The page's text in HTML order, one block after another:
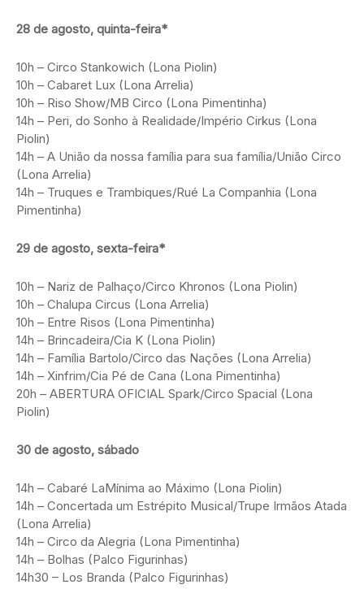
28 de agosto, quinta-feira*
10h – Circo Stankowich (Lona Piolin)
10h – Cabaret Lux (Lona Arrelia)
10h – Riso Show/MB Circo (Lona Pimentinha)
14h – Peri, do Sonho à Realidade/Império Cirkus (Lona
Piolin)
14h – A União da nossa família para sua família/União Circo
(Lona Arrelia)
14h – Truques e Trambiques/Rué La Companhia (Lona
Pimentinha)
29 de agosto, sexta-feira*
10h – Nariz de Palhaço/Circo Khronos (Lona Piolin)
10h – Chalupa Circus (Lona Arrelia)
10h – Entre Risos (Lona Pimentinha)
14h – Brincadeira/Cia K (Lona Piolin)
14h – Família Bartolo/Circo das Nações (Lona Arrelia)
14h – Xinfrim/Cia Pé de Cana (Lona Pimentinha)
20h – ABERTURA OFICIAL Spark/Circo Spacial (Lona
Piolin)
30 de agosto, sábado
14h – Cabaré LaMínima ao Máximo (Lona Piolin)
14h – Concertada um Estrépito Musical/Trupe Irmãos Atada
(Lona Arrelia)
14h – Circo da Alegria (Lona Pimentinha)
14h – Bolhas (Palco Figurinhas)
14h30 – Los Branda (Palco Figurinhas)